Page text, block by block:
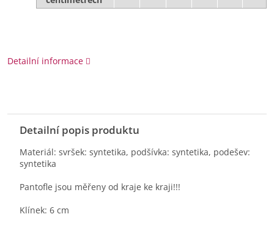
Detailní informace
Detailní popis produktu
Materiál: svršek: syntetika, podšívka: syntetika, podešev:
syntetika
Pantofle jsou měřeny od kraje ke kraji!!!
Klínek: 6 cm